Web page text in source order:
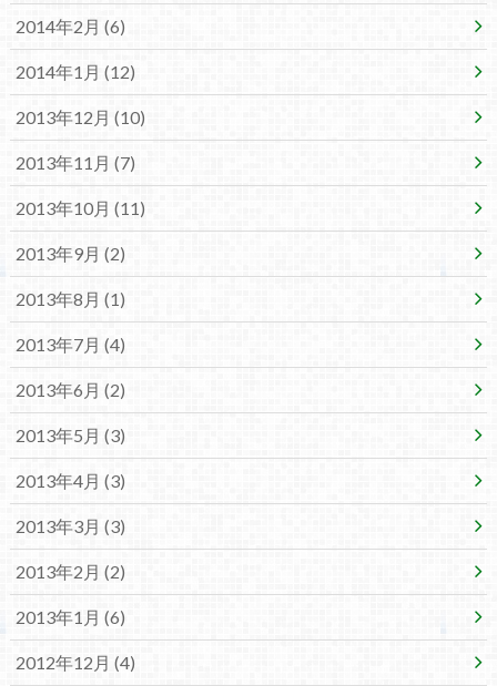
2014年2月 (6)
2014年1月 (12)
2013年12月 (10)
2013年11月 (7)
2013年10月 (11)
2013年9月 (2)
2013年8月 (1)
2013年7月 (4)
2013年6月 (2)
2013年5月 (3)
2013年4月 (3)
2013年3月 (3)
2013年2月 (2)
2013年1月 (6)
2012年12月 (4)